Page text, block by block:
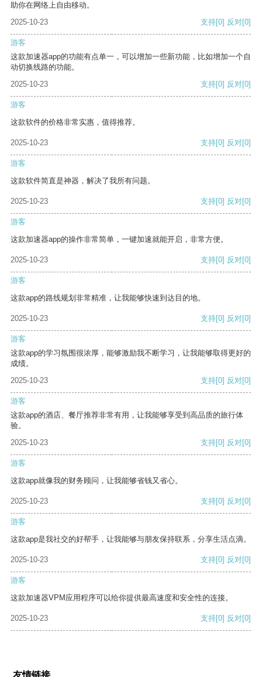
助你在网络上自由移动。
2025-10-23
支持[0] 反对[0]
游客
这款加速器app的功能有点单一，可以增加一些新功能，比如增加一个自
动切换线路的功能。
2025-10-23
支持[0] 反对[0]
游客
这款软件的价格非常实惠，值得推荐。
2025-10-23 支持[0] 反对[0]
游客
这款软件简直是神器，解决了我所有问题。
2025-10-23 支持[0] 反对[0]
游客
这款加速器app的操作非常简单，一键加速就能开启，非常方便。
2025-10-23 支持[0] 反对[0]
游客
这款app的路线规划非常精准，让我能够快速到达目的地。
2025-10-23 支持[0] 反对[0]
游客
这款app的学习氛围很浓厚，能够激励我不断学习，让我能够取得更好的
成绩。
2025-10-23
支持[0] 反对[0]
游客
这款app的酒店、餐厅推荐非常有用，让我能够享受到高品质的旅行体
验。
2025-10-23
支持[0] 反对[0]
游客
这款app就像我的财务顾问，让我能够省钱又省心。
2025-10-23 支持[0] 反对[0]
游客
这款app是我社交的好帮手，让我能够与朋友保持联系，分享生活点滴。
2025-10-23 支持[0] 反对[0]
游客
这款加速器VPM应用程序可以给你提供最高速度和安全性的连接。
2025-10-23 支持[0] 反对[0]